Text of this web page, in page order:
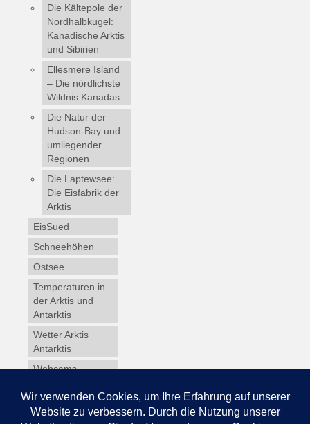
Die Kältepole der
Nordhalbkugel:
Kanadische Arktis
und Sibirien
Ellesmere Island
– Die nördlichste
Wildnis Kanadas
Die Natur der
Hudson-Bay und
umliegender
Regionen
Die Laptewsee:
Die Eisfabrik der
Arktis
EisSued
Schneehöhen
Ostsee
Temperaturen in
der Arktis und
Antarktis
Wetter Arktis
Antarktis
Webcams
Winterdienst